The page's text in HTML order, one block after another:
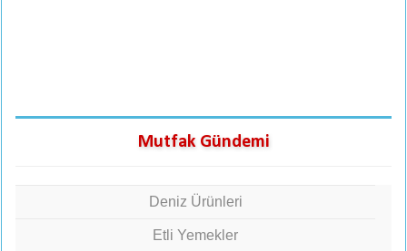
Mutfak Gündemi
Deniz Ürünleri
Etli Yemekler